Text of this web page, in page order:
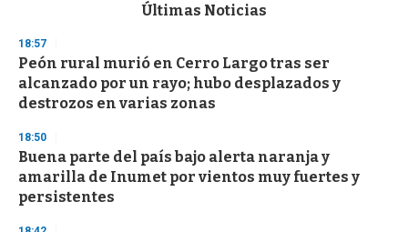
d
s
o
f
3
s
e
c
o
n
d
Últimas Noticias
18:57
Peón rural murió en Cerro Largo tras ser
alcanzado por un rayo; hubo desplazados y
destrozos en varias zonas
18:50
Buena parte del país bajo alerta naranja y
amarilla de Inumet por vientos muy fuertes y
persistentes